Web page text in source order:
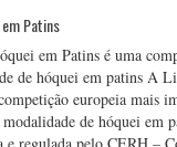
Patins
em Patins é uma
de hóquei em patins A
europeia mais
de hóquei em